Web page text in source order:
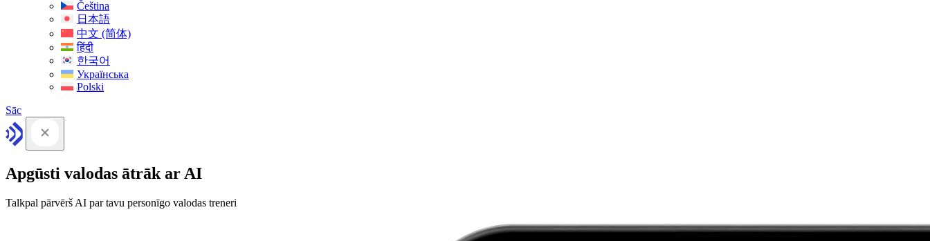
Čeština
日本語
中文 (简体)
हिंदी
한국어
Українська
Polski
Sāc
Apgūsti valodas ātrāk ar AI
Talkpal pārvērš AI par tavu personīgo valodas treneri